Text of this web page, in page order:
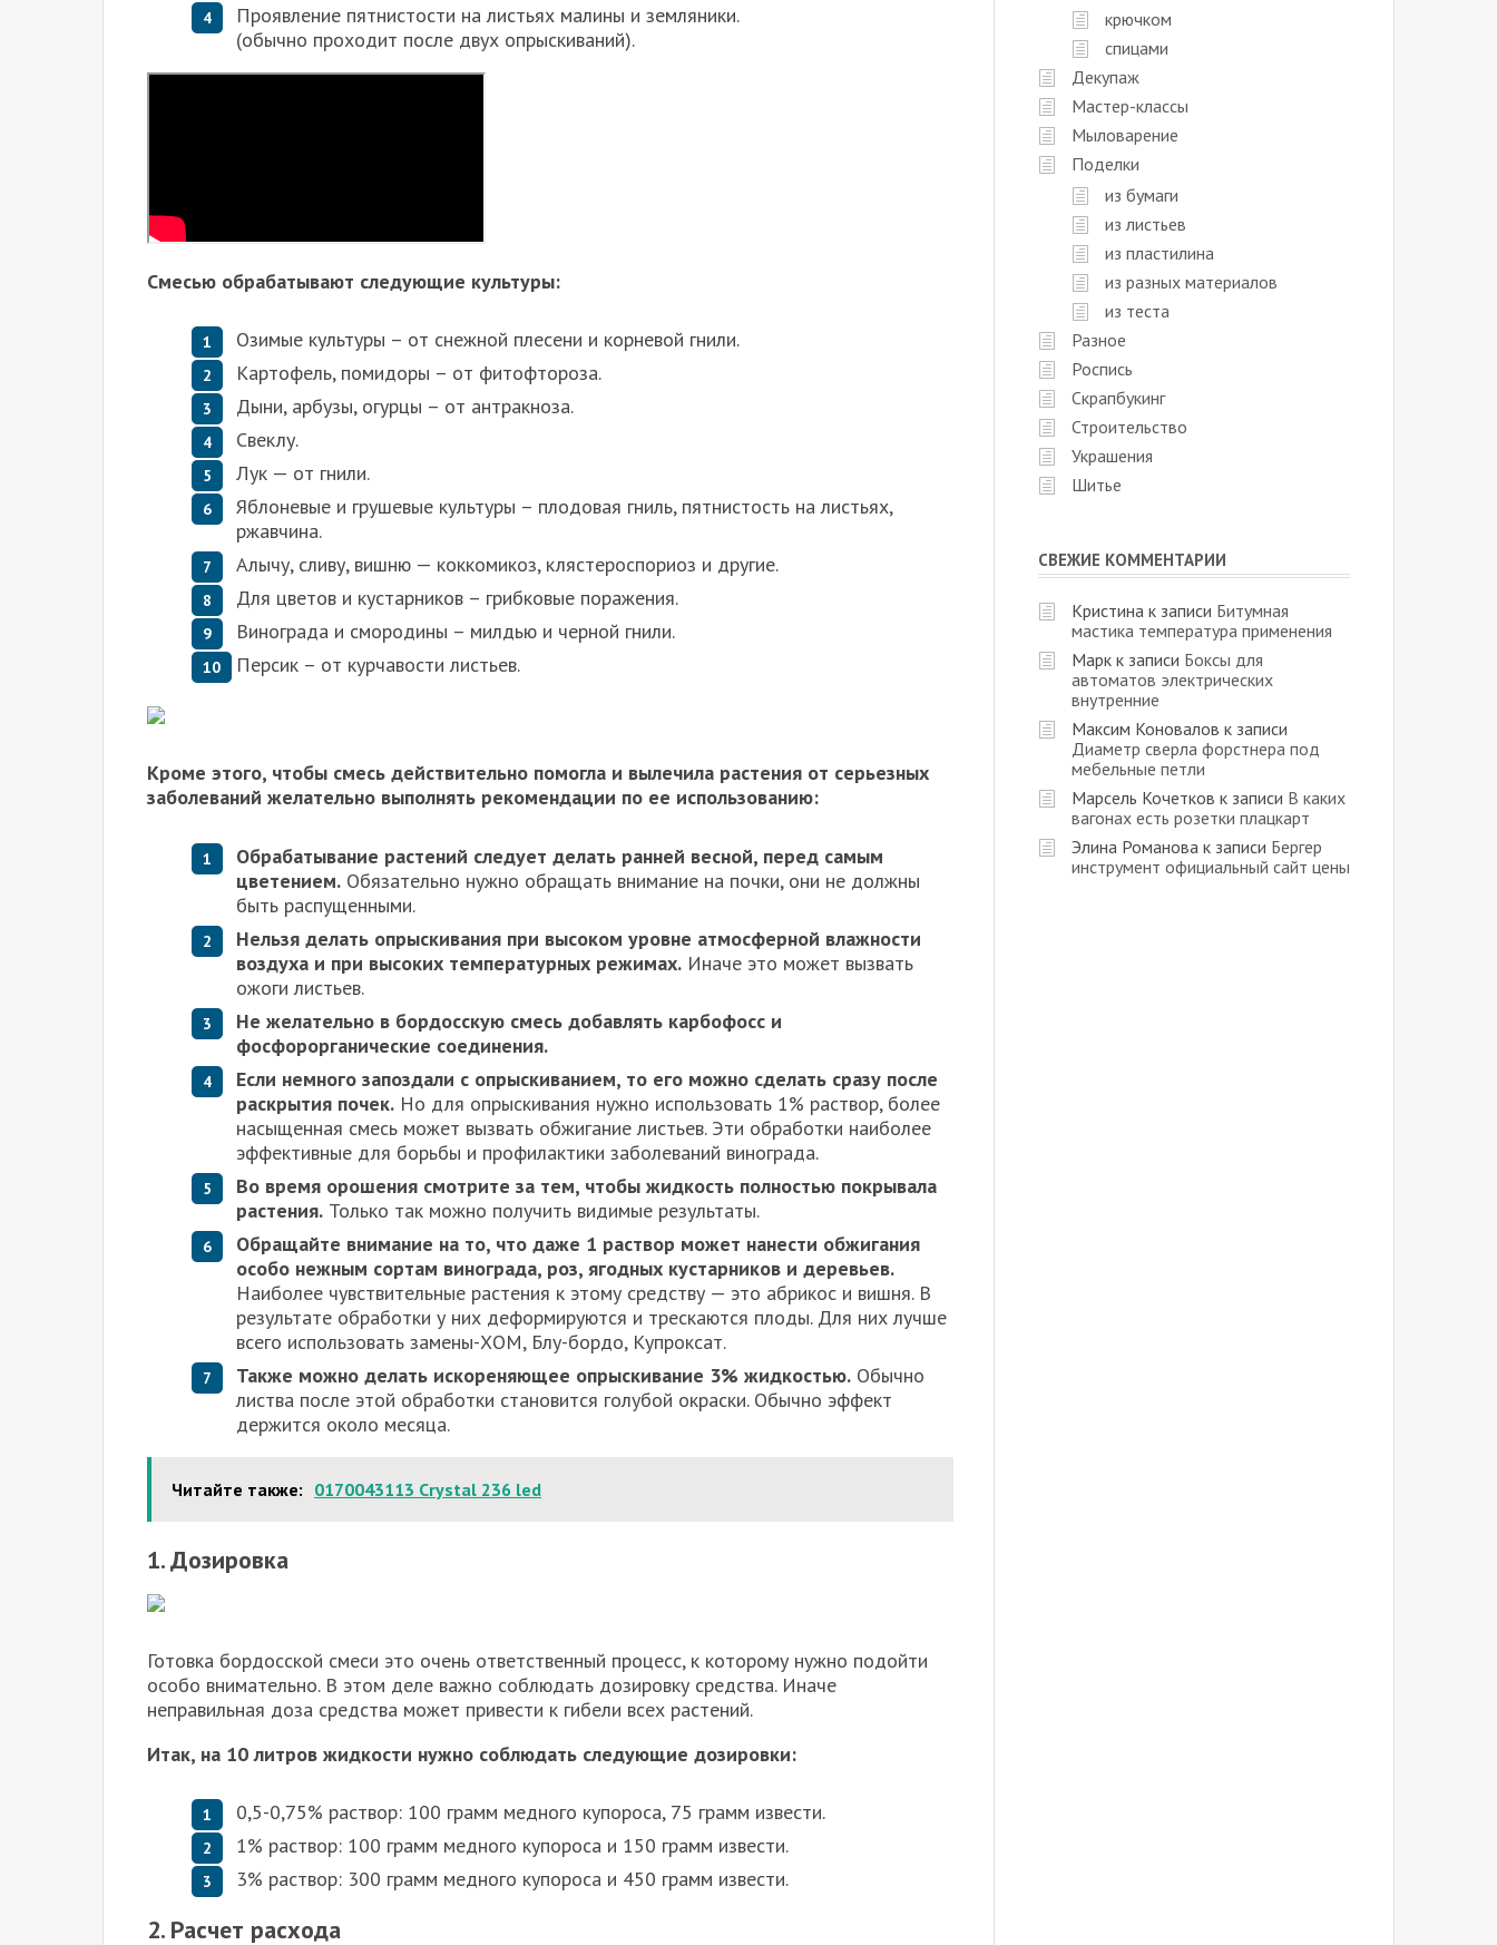
Проявление пятнистости на листьях малины и земляники.
(обычно проходит после двух опрыскиваний).
Смесью обрабатывают следующие культуры:
Озимые культуры – от снежной плесени и корневой гнили.
Картофель, помидоры – от фитофтороза.
Дыни, арбузы, огурцы – от антракноза.
Свеклу.
Лук — от гнили.
Яблоневые и грушевые культуры – плодовая гниль, пятнистость на листьях,
ржавчина.
Алычу, сливу, вишню — коккомикоз, клястероспориоз и другие.
Для цветов и кустарников – грибковые поражения.
Винограда и смородины – милдью и черной гнили.
Персик – от курчавости листьев.
Кроме этого, чтобы смесь действительно помогла и вылечила растения от серьезных
заболеваний желательно выполнять рекомендации по ее использованию:
Обрабатывание растений следует делать ранней весной, перед самым
цветением. Обязательно нужно обращать внимание на почки, они не должны
быть распущенными.
Нельзя делать опрыскивания при высоком уровне атмосферной влажности
воздуха и при высоких температурных режимах. Иначе это может вызвать
ожоги листьев.
Не желательно в бордосскую смесь добавлять карбофосс и
фосфорорганические соединения.
Если немного запоздали с опрыскиванием, то его можно сделать сразу после
раскрытия почек. Но для опрыскивания нужно использовать 1% раствор, более
насыщенная смесь может вызвать обжигание листьев. Эти обработки наиболее
эффективные для борьбы и профилактики заболеваний винограда.
Во время орошения смотрите за тем, чтобы жидкость полностью покрывала
растения. Только так можно получить видимые результаты.
Обращайте внимание на то, что даже 1 раствор может нанести обжигания
особо нежным сортам винограда, роз, ягодных кустарников и деревьев.
Наиболее чувствительные растения к этому средству — это абрикос и вишня. В
результате обработки у них деформируются и трескаются плоды. Для них лучше
всего использовать замены-ХОМ, Блу-бордо, Купроксат.
Также можно делать искореняющее опрыскивание 3% жидкостью. Обычно
листва после этой обработки становится голубой окраски. Обычно эффект
держится около месяца.
Читайте также: 0170043113 Crystal 236 led
1. Дозировка
Готовка бордосской смеси это очень ответственный процесс, к которому нужно подойти
особо внимательно. В этом деле важно соблюдать дозировку средства. Иначе
неправильная доза средства может привести к гибели всех растений.
Итак, на 10 литров жидкости нужно соблюдать следующие дозировки:
0,5-0,75% раствор: 100 грамм медного купороса, 75 грамм извести.
1% раствор: 100 грамм медного купороса и 150 грамм извести.
3% раствор: 300 грамм медного купороса и 450 грамм извести.
2. Расчет расхода
крючком
спицами
Декупаж
Мастер-классы
Мыловарение
Поделки
из бумаги
из листьев
из пластилина
из разных материалов
из теста
Разное
Роспись
Скрапбукинг
Строительство
Украшения
Шитье
СВЕЖИЕ КОММЕНТАРИИ
Кристина к записи Битумная
мастика температура применения
Марк к записи Боксы для
автоматов электрических
внутренние
Максим Коновалов к записи
Диаметр сверла форстнера под
мебельные петли
Марсель Кочетков к записи В каких
вагонах есть розетки плацкарт
Элина Романова к записи Бергер
инструмент официальный сайт цены